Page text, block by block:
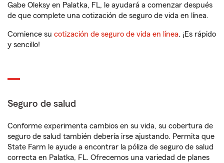
Gabe Oleksy en Palatka, FL, le ayudará a comenzar después
de que complete una cotización de seguro de vida en línea.
Comience su cotización de seguro de vida en línea. ¡Es rápido
y sencillo!
Seguro de salud
Conforme experimenta cambios en su vida, su cobertura de
seguro de salud también debería irse ajustando. Permita que
State Farm le ayude a encontrar la póliza de seguro de salud
correcta en Palatka, FL. Ofrecemos una variedad de planes